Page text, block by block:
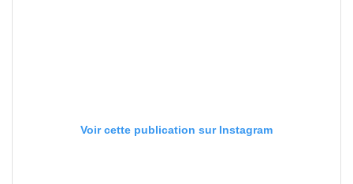
Voir cette publication sur Instagram